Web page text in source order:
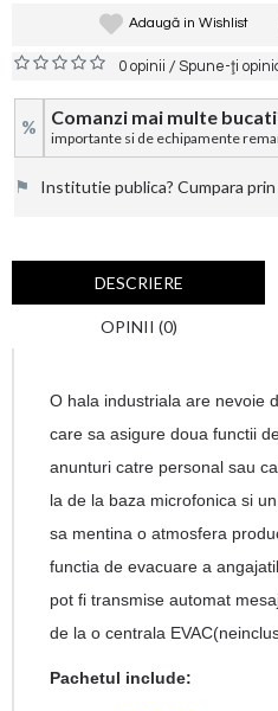
Adaugă in Wishlist
0 opinii /Spune-ţi
% Comanzi mai multe
importante si de echipamente
⚑ Institutie publica? Cumpara prin
DESCRIERE
OPINII (0)
O hala industriala are nevoie
care sa asigure doua functii
anunturi catre personal sau
la de la baza microfonica si
sa mentina o atmosfera
functia de evacuare a
pot fi transmise automat
de la o centrala
Pachetul include: